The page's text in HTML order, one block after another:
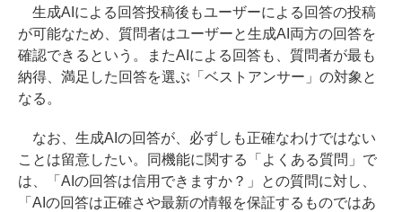
生成AIによる回答投稿後もユーザーによる回答の投稿
が可能なため、質問者はユーザーと生成AI両方の回答を
確認できるという。またAIによる回答も、質問者が最も
納得、満足した回答を選ぶ「ベストアンサー」の対象と
なる。
なお、生成AIの回答が、必ずしも正確なわけではない
ことは留意したい。同機能に関する「よくある質問」で
は、「AIの回答は信用できますか？」との質問に対し、
「AIの回答は正確さや最新の情報を保証するものではあ